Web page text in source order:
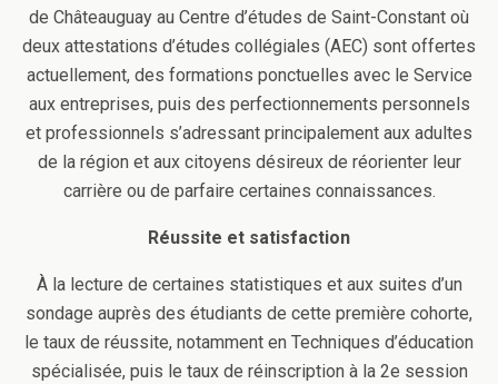
de Châteauguay au Centre d’études de Saint-Constant où
deux attestations d’études collégiales (AEC) sont offertes
actuellement, des formations ponctuelles avec le Service
aux entreprises, puis des perfectionnements personnels
et professionnels s’adressant principalement aux adultes
de la région et aux citoyens désireux de réorienter leur
carrière ou de parfaire certaines connaissances.
Réussite et satisfaction
À la lecture de certaines statistiques et aux suites d’un
sondage auprès des étudiants de cette première cohorte,
le taux de réussite, notamment en Techniques d’éducation
spécialisée, puis le taux de réinscription à la 2e session